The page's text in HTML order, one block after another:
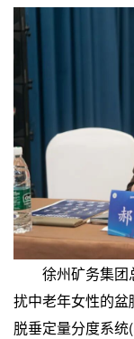
徐州矿务集团
扰中老年女性的
脱垂定量分度系